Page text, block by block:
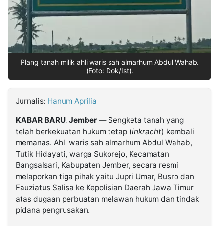
Follow
Kabarbaru
Kabarbaru.co
2026
Kabarbaru
Media
Holding
Plang tanah milik ahli waris sah almarhum Abdul Wahab.
(Foto: Dok/Ist).
Jurnalis: Hanum Aprilia
KABAR BARU, Jember — Sengketa tanah yang
telah berkekuatan hukum tetap (inkracht) kembali
memanas. Ahli waris sah almarhum Abdul Wahab,
Tutik Hidayati, warga Sukorejo, Kecamatan
Bangsalsari, Kabupaten Jember, secara resmi
melaporkan tiga pihak yaitu Jupri Umar, Busro dan
Fauziatus Salisa ke Kepolisian Daerah Jawa Timur
atas dugaan perbuatan melawan hukum dan tindak
pidana pengrusakan.